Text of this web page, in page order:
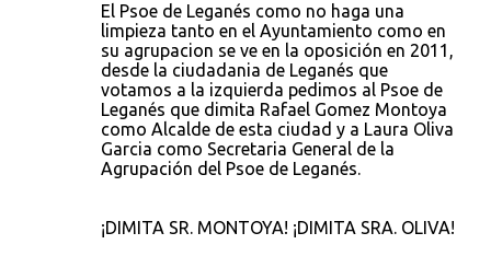
El Psoe de Leganés como no haga una
limpieza tanto en el Ayuntamiento como en
su agrupacion se ve en la oposición en 2011,
desde la ciudadania de Leganés que
votamos a la izquierda pedimos al Psoe de
Leganés que dimita Rafael Gomez Montoya
como Alcalde de esta ciudad y a Laura Oliva
Garcia como Secretaria General de la
Agrupación del Psoe de Leganés.
¡DIMITA SR. MONTOYA! ¡DIMITA SRA. OLIVA!